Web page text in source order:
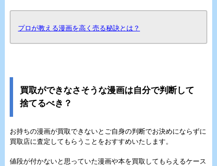
プロが教える漫画を高く売る秘訣とは？
買取ができなさそうな漫画は自分で判断して
捨てるべき？
お持ちの漫画が買取できないとご自身の判断でお決めにならずに
買取店に査定してもらうことをおすすめいたします。
値段が付かないと思っていた漫画や本を買取してもらえるケース